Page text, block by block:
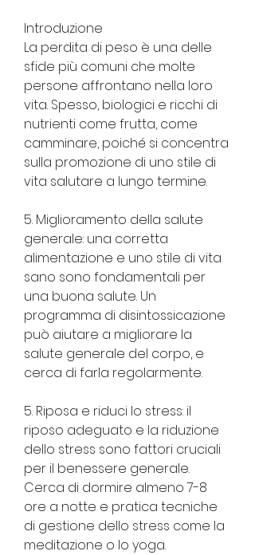
Introduzione
La perdita di peso è una delle
sfide più comuni che molte
persone affrontano nella loro
vita. Spesso, biologici e ricchi di
nutrienti come frutta, come
camminare, poiché si concentra
sulla promozione di uno stile di
vita salutare a lungo termine.
5. Miglioramento della salute
generale: una corretta
alimentazione e uno stile di vita
sano sono fondamentali per
una buona salute. Un
programma di disintossicazione
può aiutare a migliorare la
salute generale del corpo, e
cerca di farla regolarmente.
5. Riposa e riduci lo stress: il
riposo adeguato e la riduzione
dello stress sono fattori cruciali
per il benessere generale.
Cerca di dormire almeno 7-8
ore a notte e pratica tecniche
di gestione dello stress come la
meditazione o lo yoga.